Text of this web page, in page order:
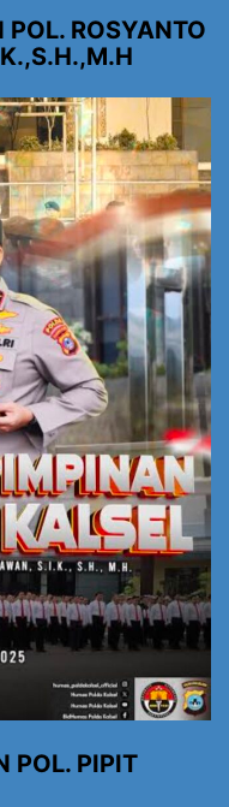
POL. ROSYANTO
POL. PIPIT